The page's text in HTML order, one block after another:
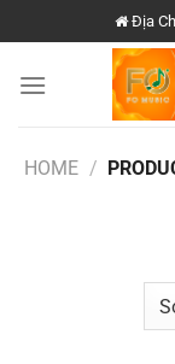
đến
nội
Địa
HOME /